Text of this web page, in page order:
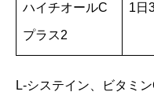
ハイチオールC
プラス2
1日
L-システイン、ビタミ